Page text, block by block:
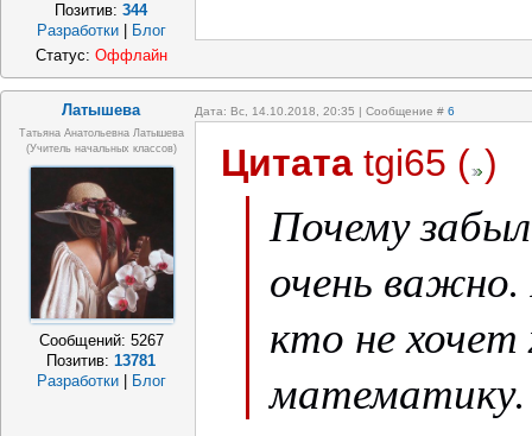
Позитив:344
Разработки
Блог
Статус: Оффлайн
Латышева Дата: Вс, 14.10.2018, 20:35 | Сообщение # 6
Татьяна Анатольевна Латышева
(учитель начальных классов)
Сообщений: 5267
Позитив:13781
Разработки
Блог
Цитата tgi65 ( )
Почему
очень
кто не
математику.